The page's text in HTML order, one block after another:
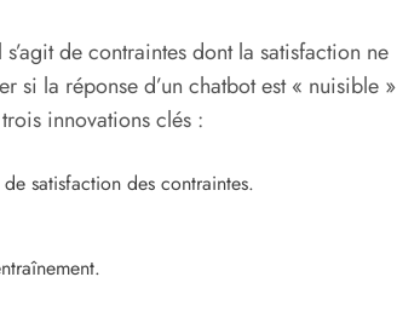
de contraintes dont la satisfaction ne
si la réponse d’un chatbot est « nuisible »
innovations clés :
satisfaction des contraintes.